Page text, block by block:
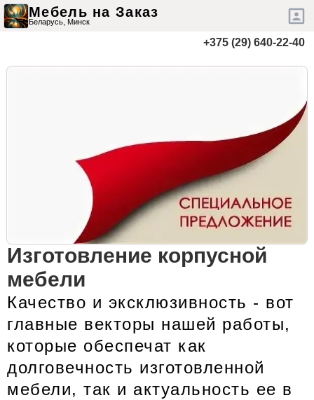
Мебель на Заказ
Беларусь, Минск
+375 (29) 640-22-40
Изготовление корпусной
мебели
Качество и эксклюзивность - вот
главные векторы нашей работы,
которые обеспечат как
долговечность изготовленной
мебели, так и актуальность ее в